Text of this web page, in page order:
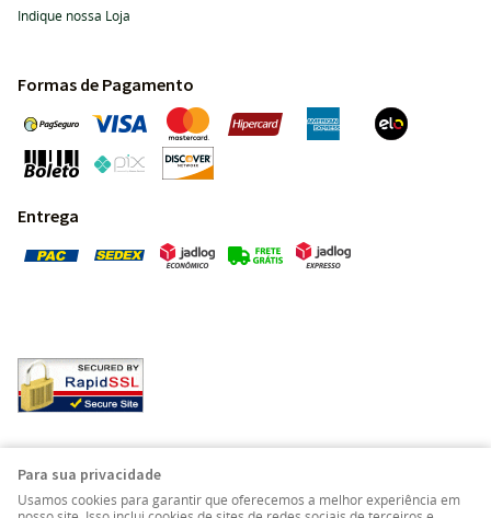
Indique nossa Loja
Formas de Pagamento
Entrega
Para sua privacidade
Usamos cookies para garantir que oferecemos a melhor experiência em